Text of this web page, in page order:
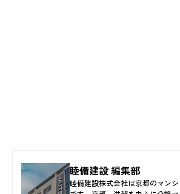
睦備建設 編集部
睦備建設株式会社は京都のマン